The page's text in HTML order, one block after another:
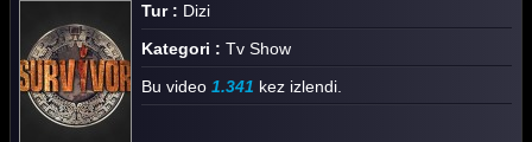
Survivor 2026 136. Bölüm
Survivor 2026 135. Bölüm
Survivor 2026 134. Bölüm
Tur : Dizi
Kategori : Tv Show
Bu video 1.341 kez izlendi.